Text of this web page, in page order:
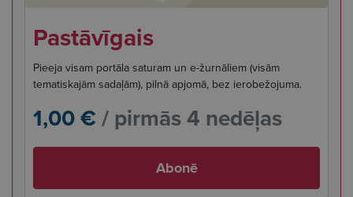
Pastāvīgais
Pieeja visam portāla saturam un e-žurnāliem (visām
tematiskajām sadaļām), pilnā apjomā, bez ierobežojuma.
1,00 €/ pirmās 4 nedēļas
Abonē